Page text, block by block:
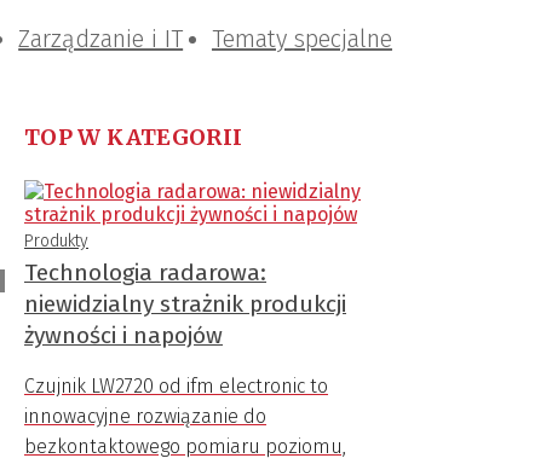
Zarządzanie i IT Tematy specjalne
TOP W KATEGORII
Produkty
Technologia radarowa:
niewidzialny strażnik produkcji
żywności i napojów
Czujnik LW2720 od ifm electronic to
innowacyjne rozwiązanie do
bezkontaktowego pomiaru poziomu,